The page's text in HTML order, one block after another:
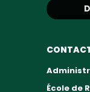
École de